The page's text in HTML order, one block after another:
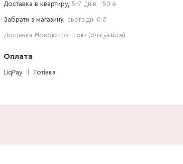
Доставка в квартиру, 5-7 днів 150 ₴
Забрати з магазину, сьогодні 0 ₴
Доставка Новою Поштою (очікується)
Оплата
LiqPay Готівка